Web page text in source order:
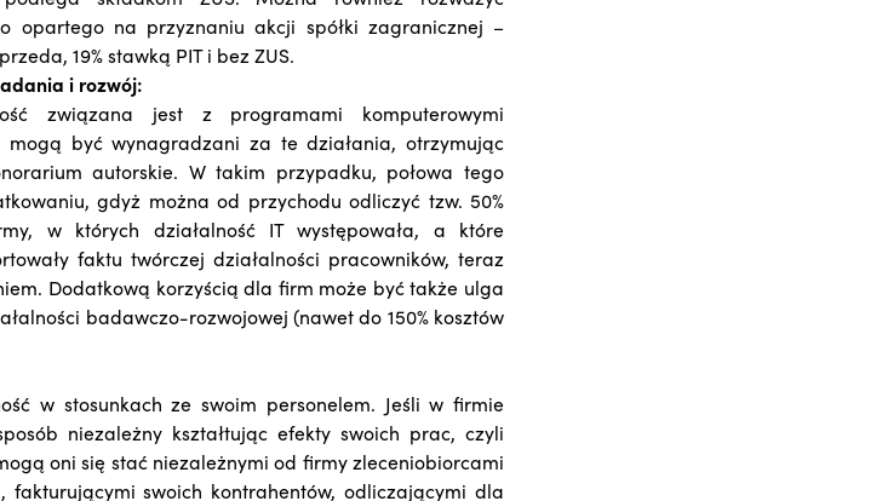
opartego na przyznaniu akcji spółki zagranicznej –
19% stawką PIT i bez ZUS.
i rozwój:
związana jest z programami komputerowymi
być wynagradzani za te działania, otrzymując
autorskie. W takim przypadku, połowa tego
gdyż można od przychodu odliczyć tzw. 50%
w których działalność IT występowała, a które
faktu twórczej działalności pracowników, teraz
Dodatkową korzyścią dla firm może być także ulga
badawczo-rozwojowej (nawet do 150% kosztów
w stosunkach ze swoim personelem. Jeśli w firmie
niezależny kształtując efekty swoich prac, czyli
oni się stać niezależnymi od firmy zleceniobiorcami
fakturującymi swoich kontrahentów, odliczającymi dla